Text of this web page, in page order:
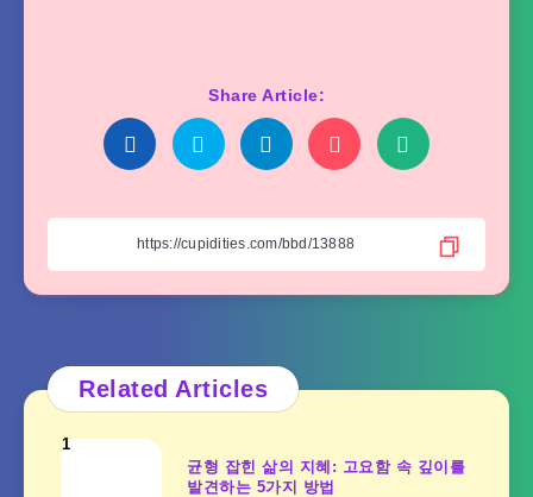
Share Article:
Related Articles
1
균형 잡힌 삶의 지혜: 고요함 속 깊이를
발견하는 5가지 방법